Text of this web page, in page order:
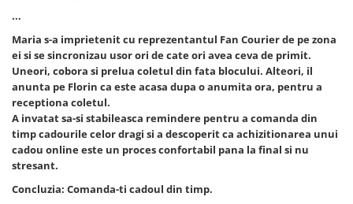
...
Maria s-a imprietenit cu reprezentantul Fan Courier de pe zona
ei si se sincronizau usor ori de cate ori avea ceva de primit.
Uneori, cobora si prelua coletul din fata blocului. Alteori, il
anunta pe Florin ca este acasa dupa o anumita ora, pentru a
receptiona coletul.
A invatat sa-si stabileasca remindere pentru a comanda din
timp cadourile celor dragi si a descoperit ca achizitionarea unui
cadou online este un proces confortabil pana la final si nu
stresant.
Concluzia: Comanda-ti cadoul din timp.